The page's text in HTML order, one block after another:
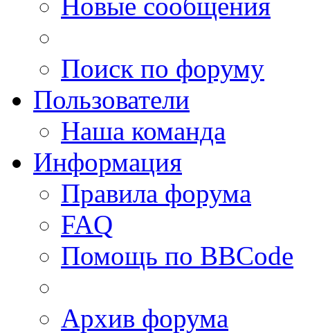
Новые сообщения
Поиск по форуму
Пользователи
Наша команда
Информация
Правила форума
FAQ
Помощь по BBCode
Архив форума